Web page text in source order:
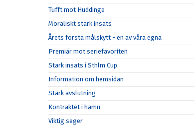
Tufft mot Huddinge
Moraliskt stark insats
Årets första målskytt - en av våra egna
Premiär mot seriefavoriten
Stark insats i Sthlm Cup
Information om hemsidan
Stark avslutning
Kontraktet i hamn
Viktig seger